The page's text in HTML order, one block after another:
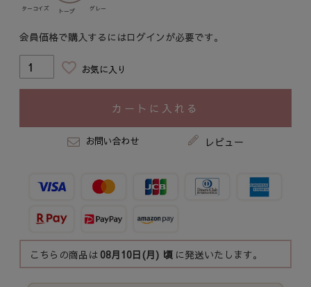
ターコイズ トープ グレー
会員価格で購入するにはログインが必要です。
お気に入り
カートに入れる
お問い合わせ レビュー
こちらの商品は08月10日(月) 頃 に発送いたします。